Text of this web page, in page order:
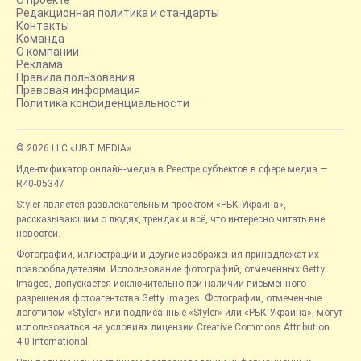
Редакционная политика и стандарты
Контакты
Команда
О компании
Реклама
Правила пользования
Правовая информация
Политика конфиденциальности
© 2026 LLC «UBT MEDIA»
Идентификатор онлайн-медиа в Реестре субъектов в сфере медиа —
R40-05347
Styler является развлекательным проектом «РБК-Украина»,
рассказывающим о людях, трендах и всё, что интересно читать вне
новостей.
Фотографии, иллюстрации и другие изображения принадлежат их
правообладателям. Использование фотографий, отмеченных Getty
Images, допускается исключительно при наличии письменного
разрешения фотоагентства Getty Images. Фотографии, отмеченные
логотипом «Styler» или подписанные «Styler» или «РБК-Украина», могут
использоваться на условиях лицензии Creative Commons Attribution
4.0 International.